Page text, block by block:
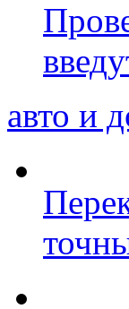
авто и